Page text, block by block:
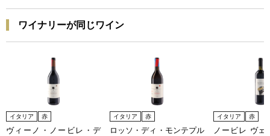
ワイナリーが同じワイン
イタリア 赤
ヴィーノ・ノービレ・デ
イタリア 赤
ロッソ・ディ・モンテプル
イタリア 赤
ノービレ ヴェ